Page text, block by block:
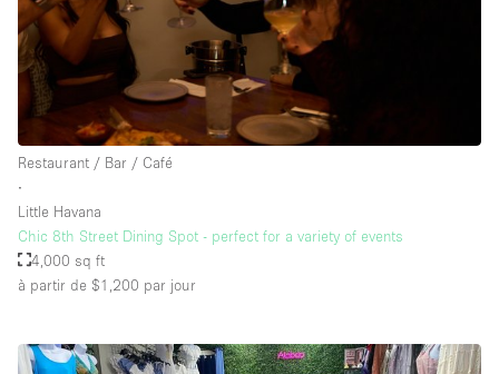
Restaurant / Bar / Café
∙
Little Havana
Chic 8th Street Dining Spot - perfect for a variety of events
4,000 sq ft
à partir de $1,200 par jour